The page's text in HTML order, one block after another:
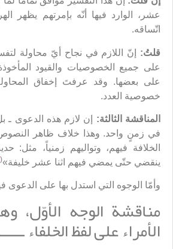
عشر، الوارد فيها أنّه بإمرتهم يظهر
اتّساقه.
قلتُ:
إنّ اللازم في نجاح أيّ محاولة
على جميع الخصوصيات والقيود
على بعضها. وقد عرفتَ إخفاق
خصوصية العدد.
المناقشة الثالثة:
إن لازم هذه الدعوى ـ
في زمنٍ واحد. وهذا خلاف ظاهر النصوص
الخلافة فيهم، وتواليهم زمنياً، مثل:
ينقضي حتّى يمضي فيهم اثنا عشر خليفة»(
وأمّا الوجوه التي استدل بها على الدعوى
مناقشة الوجه الأوّل،
الأمراء على لفظ الخلفاء ــــــ